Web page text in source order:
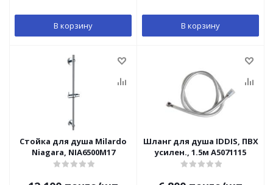
В корзину В корзину
Стойка для душа Milardo
Niagara, NIA6500M17
Шланг для душа IDDIS, ПВХ
усилен., 1.5м A5071115